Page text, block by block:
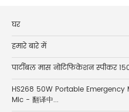
घर
हमारे बारे में
पार्टीबल मास नोटिफिकेशन स्पीकर
HS268 50W Portable
Mic - 翻译中...